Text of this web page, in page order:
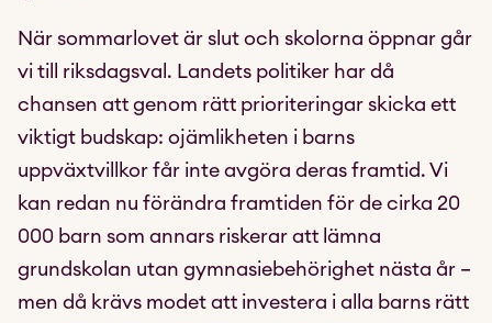
När sommarlovet är slut och skolorna öppnar går
vi till riksdagsval. Landets politiker har då
chansen att genom rätt prioriteringar skicka ett
viktigt budskap: ojämlikheten i barns
uppväxtvillkor får inte avgöra deras framtid. Vi
kan redan nu förändra framtiden för de cirka 20
000 barn som annars riskerar att lämna
grundskolan utan gymnasiebehörighet nästa år –
men då krävs modet att investera i alla barns rätt